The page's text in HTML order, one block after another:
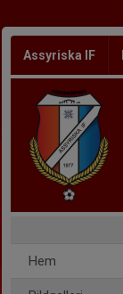
Assyriska IF
Hem